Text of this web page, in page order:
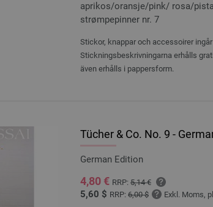
aprikos/oransje/pink/ rosa/
strømpepinner nr. 7
Stickor, knappar och accessoirer
Stickningsbeskrivningarna erhålls
även erhålls i pappersform.
Tücher & Co. No. 9 -
German Edition
4,80 € RRP: 5,14 €
5,60 $ RRP: 6,00 $ Exkl. Moms,